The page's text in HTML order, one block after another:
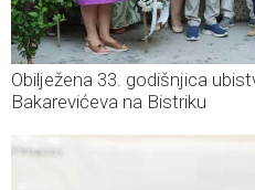
Obilježena 33. godišnjica
Bakarevićeva na Bistriku